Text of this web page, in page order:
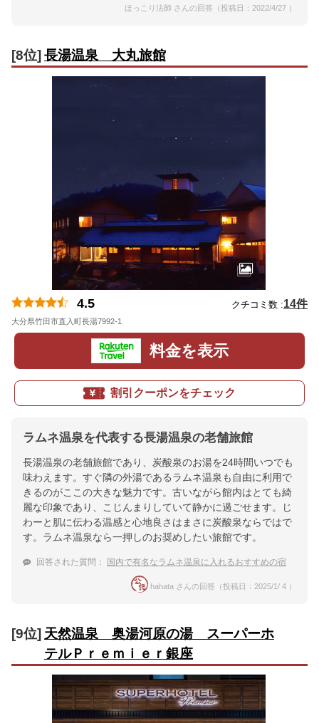
ほっこり法師 さんの回答（投稿日：2022/4/27 ）
[8位] 長湯温泉 大丸旅館
4.5 クチコミ数 :14件
大分県竹田市直入町長湯7992-1
料金を表示
割引クーポンをチェック
ラムネ温泉を代表する長湯温泉の老舗旅館
長湯温泉の老舗旅館であり、炭酸泉のお湯を24時間いつでも
味わえます。すぐ隣の外湯であるラムネ温泉も自由に利用で
きるのがここの大きな魅力です。古いながら館内はとても綺
麗な印象であり、こじんまりしていて静かに過ごせます。じ
わーと肌に伝わる温感と心地良さはまさに炭酸泉ならではで
す。ラムネ温泉なら一押しのお奨めしたい旅館です。
回答された質問： 国内で有名なラムネ温泉に入れるおすすめの宿
hahata さんの回答（投稿日：2025/1/ 4 ）
[9位] 天然温泉 奥湯河原の湯 スーパーホ
テルＰｒｅｍｉｅｒ銀座